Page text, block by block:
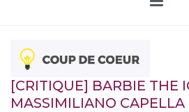
[CRITIQUE] BARBIE THE
MASSIMILIANO CAPELLA